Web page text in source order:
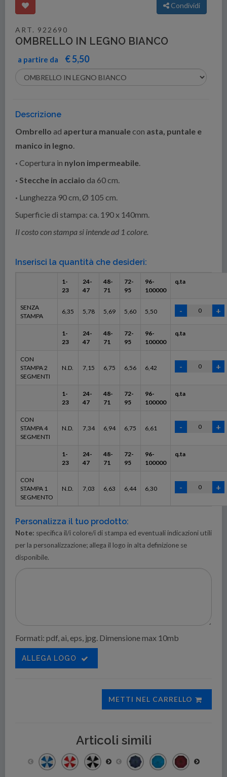
Condividi
ART. 922690
OMBRELLO IN LEGNO BIANCO
a partire da € 5,50
Descrizione
Ombrello ad apertura manualecon asta, puntale e
manico in legno.
· Copertura in nylon impermeabile.
· Stecche in acciaio da 60 cm.
· Lunghezza 90 cm, Ø 105 cm.
Superficie di stampa: ca. 190 x 140mm.
Il costo con stampa si intende ad 1 colore.
Inserisci la quantità che desideri:
1-
23
24-
47
48-
71
72-
95
96-
100000
q.ta
SENZA
STAMPA
6,35 5,78 5,69 5,60 5,50
1-
23
24-
47
48-
71
72-
95
96-
100000
q.ta
CON
STAMPA 2
SEGMENTI
N.D. 7,15 6,75 6,56 6,42
1-
23
24-
47
48-
71
72-
95
96-
100000
q.ta
CON
STAMPA 4
SEGMENTI
N.D. 7,34 6,94 6,75 6,61
1-
23
24-
47
48-
71
72-
95
96-
100000
q.ta
CON
STAMPA 1
SEGMENTO
N.D. 7,03 6,63 6,44 6,30
Personalizza il tuo prodotto:
Note: specifica il/i colore/i di stampa ed eventuali indicazioni utili
per la personalizzazione; allega il logo in alta definizione se
disponibile.
Formati: pdf, ai, eps, jpg. Dimensione max 10mb
ALLEGA LOGO
METTI NEL CARRELLO
Articoli simili